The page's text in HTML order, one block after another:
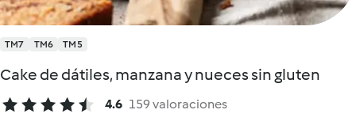
TM7 TM6 TM5
Cake de dátiles, manzana y nueces sin gluten
4.6 159 valoraciones